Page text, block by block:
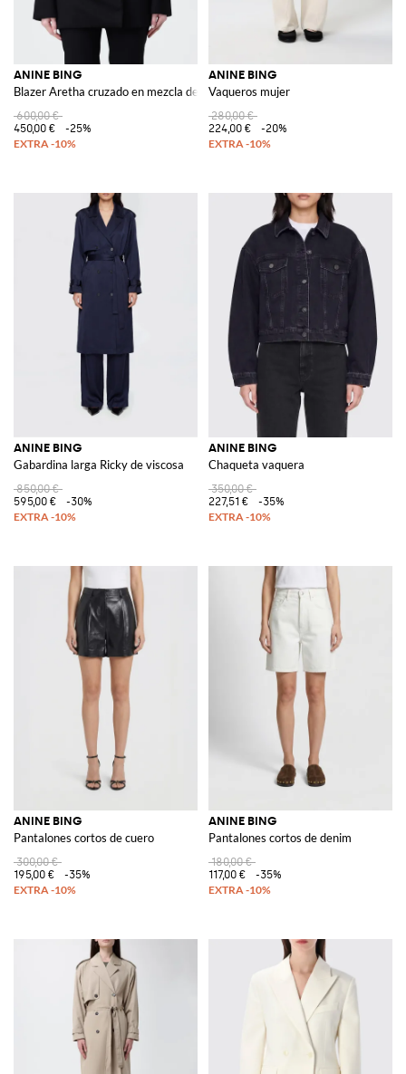
ANINE BING
Blazer Aretha cruzado en mezcla de lana
600,00 €
450,00 €
-25%
ANINE BING
Vaqueros mujer
280,00 €
224,00 €
-20%
ANINE BING
Gabardina larga Ricky de viscosa
850,00 €
595,00 €
-30%
ANINE BING
Chaqueta vaquera
350,00 €
227,51 €
-35%
ANINE BING
Pantalones cortos de cuero
300,00 €
195,00 €
-35%
ANINE BING
Pantalones cortos de denim
180,00 €
117,00 €
-35%